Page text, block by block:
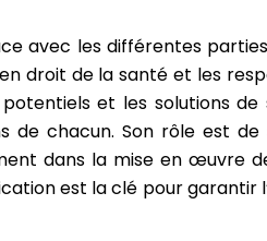
avec les différentes
droit de la santé et les
et les solutions de
de chacun. Son rôle est de
dans la mise en œuvre
est la clé pour garantir